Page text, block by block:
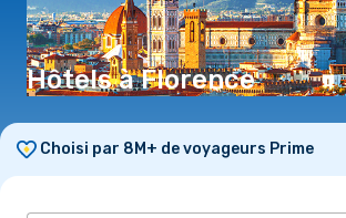
Hôtels à Florence
Choisi par 8M+ de voyageurs Prime